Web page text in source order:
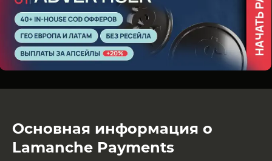
Основная информация о
Lamanche Payments